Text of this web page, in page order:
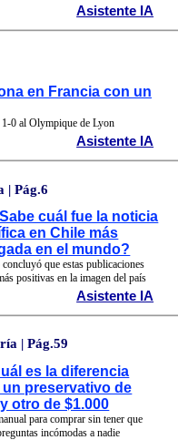
Asistente IA
en Francia con un
0 al Olympique de Lyon
Asistente IA
| Pág.6
cuál fue la noticia
en Chile más
en el mundo?
que estas publicaciones
positivas en la imagen del país
Asistente IA
| Pág.59
es la diferencia
un preservativo de
otro de $1.000
para comprar sin tener que
incómodas a nadie